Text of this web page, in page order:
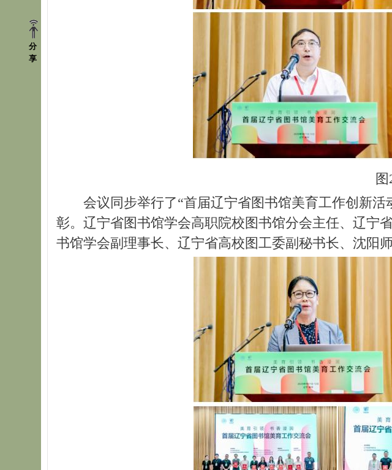
分
享
会议同步举行了“首届辽宁省图书馆美育工作创新
彰。辽宁省图书馆学会高职院校图书馆分会主任、辽宁
书馆学会副理事长、辽宁省高校图工委副秘书长、沈阳